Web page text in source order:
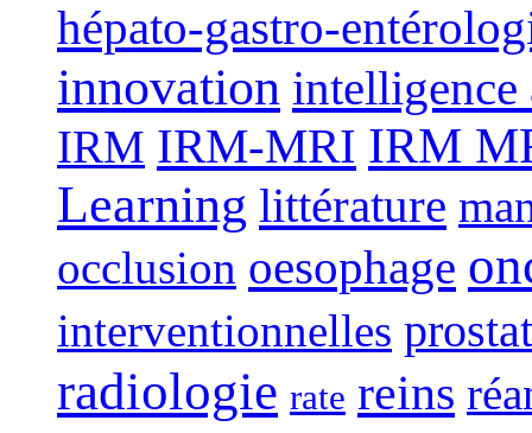
hépato-gastro-
innovation
IRM IRM-MRI IRM
Learning littérature
occlusion oesophage
interventionnelles
radiologie rate reins